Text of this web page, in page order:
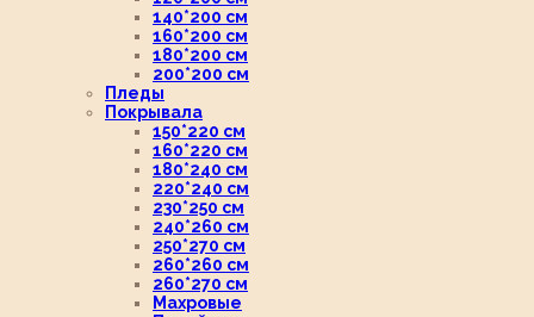
140*200 см
160*200 см
180*200 см
200*200 см
Пледы
Покрывала
150*220 см
160*220 см
180*240 см
220*240 см
230*250 см
240*260 см
250*270 см
260*260 см
260*270 см
Махровые